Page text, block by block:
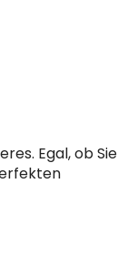
Egal, ob Sie